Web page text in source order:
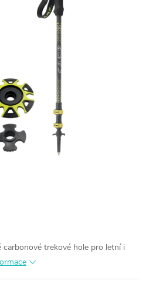
trekové hole pro letní i